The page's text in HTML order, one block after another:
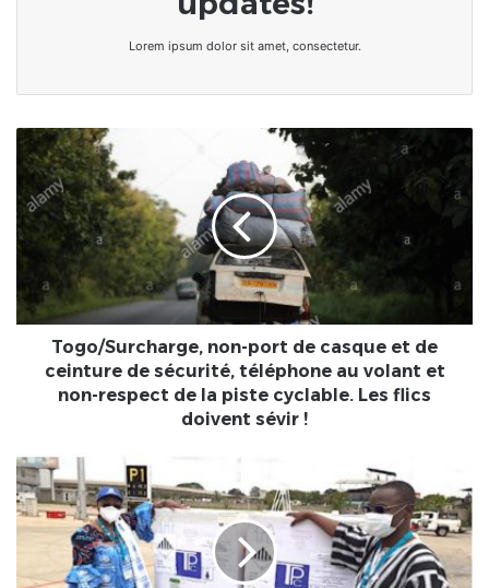
Lorem ipsum dolor sit amet, consectetur.
Togo/Surcharge,
non-
de
casque
et
ceinture
de
sécurité,
téléphone
non-
respect
de
la
cyclable.
Togo/Surcharge, non-port de casque et de
ceinture de sécurité, téléphone au volant et
non-respect de la piste cyclable. Les flics
doivent sévir !
Togo/Des
nouvelles
doses
d'Astrazeneca